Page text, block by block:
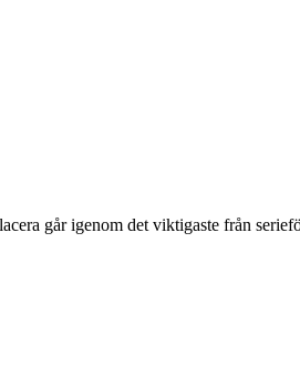
går igenom det viktigaste från